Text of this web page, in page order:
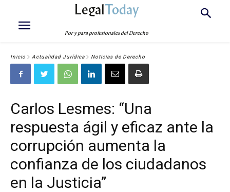
LegalToday
Por y para profesionales del Derecho
Inicio Actualidad Jurídica Noticias de Derecho
Carlos Lesmes: “Una
respuesta ágil y eficaz ante la
corrupción aumenta la
confianza de los ciudadanos
en la Justicia”